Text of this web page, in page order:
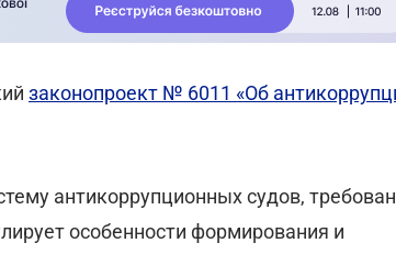
законопроект № 6011 «Об
антикоррупционных судов,
особенности формирования и